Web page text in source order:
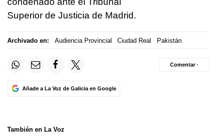
Superior de Justicia de Madrid.
Archivado en: Audiencia Provincial Ciudad Real Pakistán
Añade a La Voz de Galicia en Google
Comentar ·
También en La Voz